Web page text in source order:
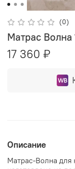
(0)
Матрас Волна
17 360 ₽
Описание
Матрас-Волна для